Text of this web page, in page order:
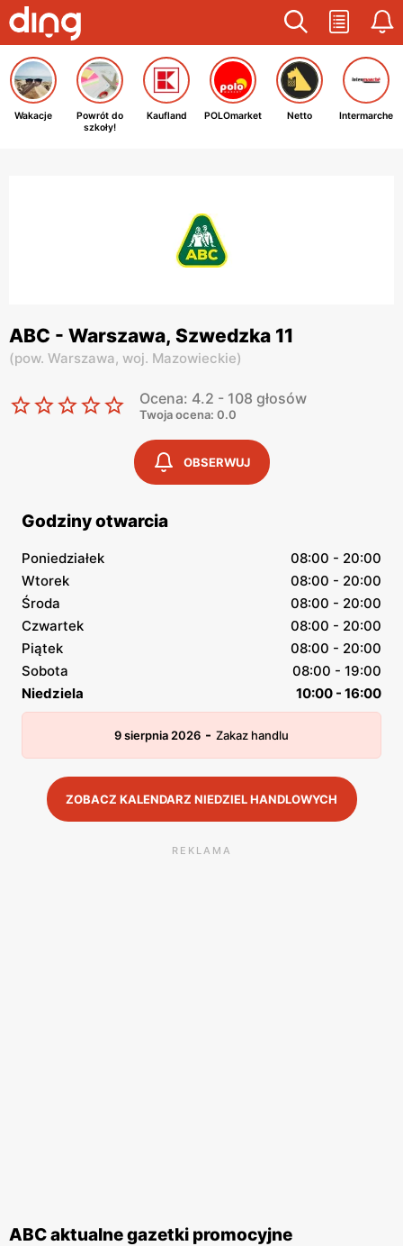
Wakacje
Powrót do
szkoły!
Kaufland POLOmarket Netto Intermarche
ABC - Warszawa, Szwedzka 11
(pow. Warszawa, woj. Mazowieckie)
Ocena: 4.2 - 108 głosów
Twoja ocena: 0.0
OBSERWUJ
Godziny otwarcia
Poniedziałek
08:00 - 20:00
Wtorek
08:00 - 20:00
Środa
08:00 - 20:00
Czwartek
08:00 - 20:00
Piątek
08:00 - 20:00
Sobota
08:00 - 19:00
Niedziela
10:00 - 16:00
9 sierpnia 2026 - Zakaz handlu
ZOBACZ KALENDARZ NIEDZIEL HANDLOWYCH
REKLAMA
ABC aktualne gazetki promocyjne